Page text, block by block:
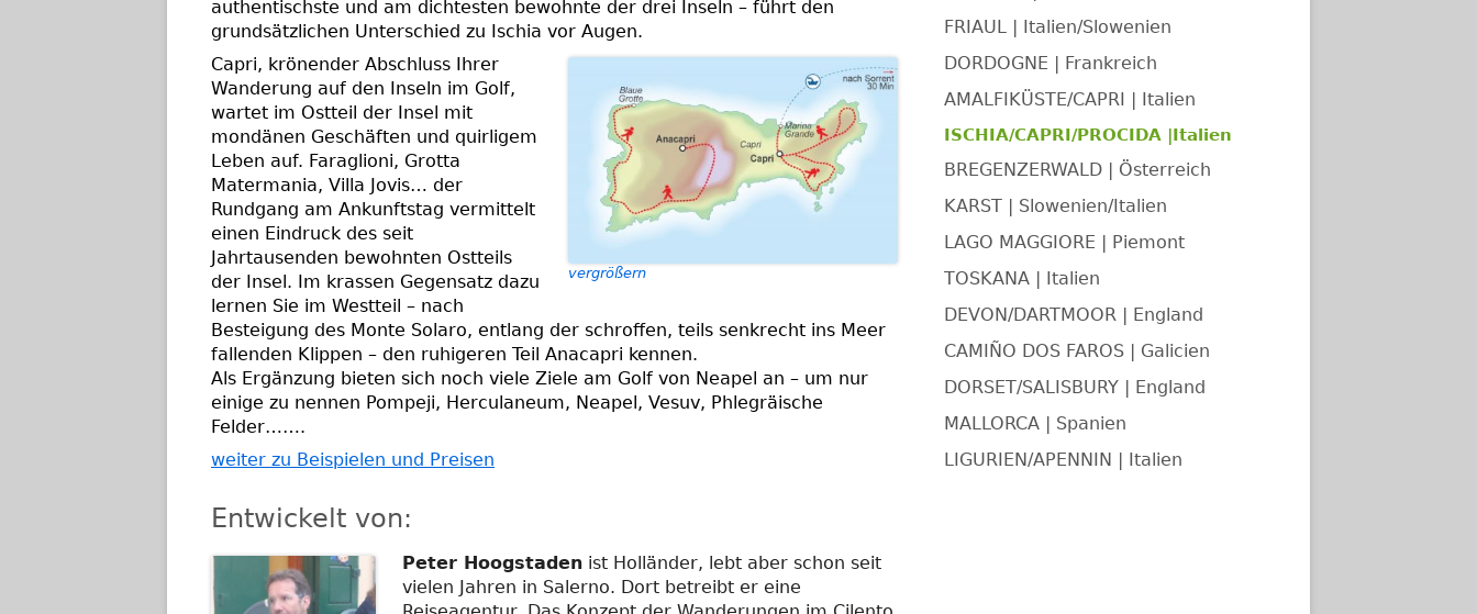
authentischste und am dichtesten bewohnte der drei Inseln – führt den
grundsätzlichen Unterschied zu Ischia vor Augen.
vergrößern
Capri, krönender Abschluss Ihrer
Wanderung auf den Inseln im Golf,
wartet im Ostteil der Insel mit
mondänen Geschäften und quirligem
Leben auf. Faraglioni, Grotta
Matermania, Villa Jovis… der
Rundgang am Ankunftstag vermittelt
einen Eindruck des seit
Jahrtausenden bewohnten Ostteils
der Insel. Im krassen Gegensatz dazu
lernen Sie im Westteil – nach
Besteigung des Monte Solaro, entlang der schroffen, teils senkrecht ins Meer
fallenden Klippen – den ruhigeren Teil Anacapri kennen.
Als Ergänzung bieten sich noch viele Ziele am Golf von Neapel an – um nur
einige zu nennen Pompeji, Herculaneum, Neapel, Vesuv, Phlegräische
Felder…….
weiter zu Beispielen und Preisen
Entwickelt von:
Peter Hoogstaden ist Holländer, lebt aber schon seit
vielen Jahren in Salerno. Dort betreibt er eine
FRIAUL | Italien/Slowenien
DORDOGNE | Frankreich
AMALFIKÜSTE/CAPRI | Italien
ISCHIA/CAPRI/PROCIDA |Italien
BREGENZERWALD | Österreich
KARST | Slowenien/Italien
LAGO MAGGIORE | Piemont
TOSKANA | Italien
DEVON/DARTMOOR | England
CAMIÑO DOS FAROS | Galicien
DORSET/SALISBURY | England
MALLORCA | Spanien
LIGURIEN/APENNIN | Italien